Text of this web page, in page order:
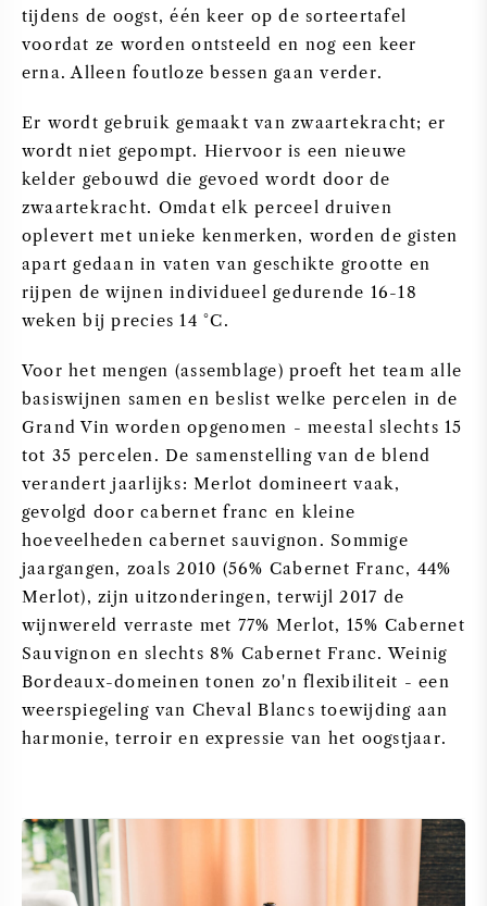
tijdens de oogst, één keer op de sorteertafel
voordat ze worden ontsteeld en nog een keer
erna. Alleen foutloze bessen gaan verder.
Er wordt gebruik gemaakt van zwaartekracht; er
wordt niet gepompt. Hiervoor is een nieuwe
kelder gebouwd die gevoed wordt door de
zwaartekracht. Omdat elk perceel druiven
oplevert met unieke kenmerken, worden de gisten
apart gedaan in vaten van geschikte grootte en
rijpen de wijnen individueel gedurende 16-18
weken bij precies 14 °C.
Voor het mengen (assemblage) proeft het team alle
basiswijnen samen en beslist welke percelen in de
Grand Vin worden opgenomen - meestal slechts 15
tot 35 percelen. De samenstelling van de blend
verandert jaarlijks: Merlot domineert vaak,
gevolgd door cabernet franc en kleine
hoeveelheden cabernet sauvignon. Sommige
jaargangen, zoals 2010 (56% Cabernet Franc, 44%
Merlot), zijn uitzonderingen, terwijl 2017 de
wijnwereld verraste met 77% Merlot, 15% Cabernet
Sauvignon en slechts 8% Cabernet Franc. Weinig
Bordeaux-domeinen tonen zo'n flexibiliteit - een
weerspiegeling van Cheval Blancs toewijding aan
harmonie, terroir en expressie van het oogstjaar.